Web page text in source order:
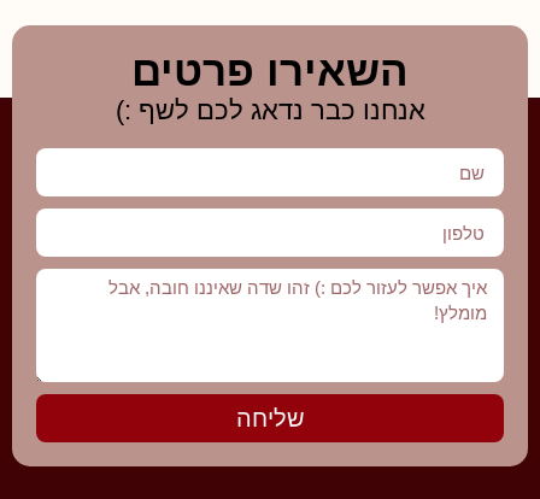
השאירו פרטים
אנחנו כבר נדאג לכם לשף :)
שליחה